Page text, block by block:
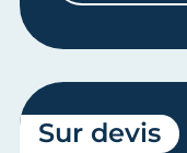
Sur devis